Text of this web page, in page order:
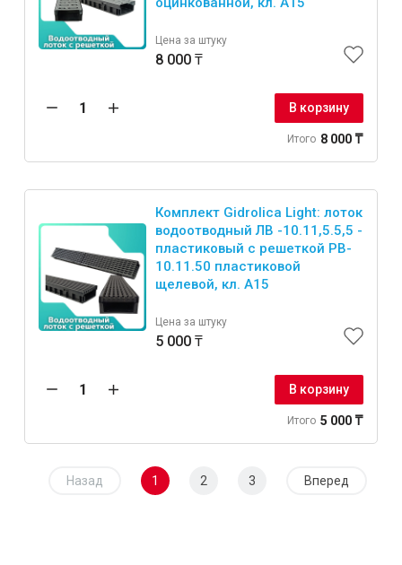
Цена за штуку
8 000 ₸
В корзину
Итого 8 000 ₸
Комплект Gidrolica Light: лоток
водоотводный ЛВ -10.11,5.5,5 -
пластиковый с решеткой РВ-
10.11.50 пластиковой
щелевой, кл. A15
Цена за штуку
5 000 ₸
В корзину
Итого 5 000 ₸
Назад 1 2 3 Вперед